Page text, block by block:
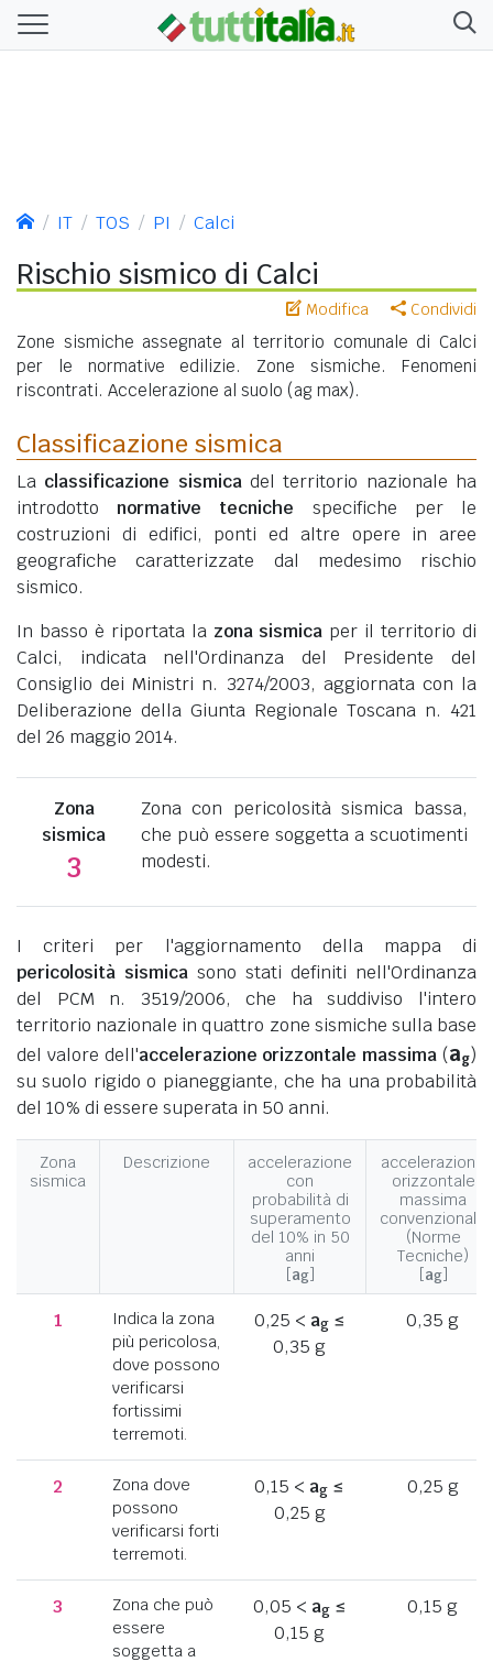
IT TOS PI Calci
Rischio sismico di Calci
Modifica Condividi
Zone sismiche assegnate al territorio comunale di Calci
per le normative edilizie. Zone sismiche. Fenomeni
riscontrati. Accelerazione al suolo (ag max).
Classificazione sismica
La classificazione sismicadel territorio nazionale ha
introdotto normative tecniche specifiche per le
costruzioni di edifici, ponti ed altre opere in aree
geografiche caratterizzate dal medesimo rischio
sismico.
In basso è riportata la zona sismica per il territorio di
Calci, indicata nell'Ordinanza del Presidente del
Consiglio dei Ministri n. 3274/2003, aggiornata con la
Deliberazione della Giunta Regionale Toscana n. 421
del 26 maggio 2014.
Zona
sismica
3
Zona con pericolosità sismica bassa,
che può essere soggetta a scuotimenti
modesti.
I criteri per l'aggiornamento della mappa di
pericolosità sismica sono stati definiti nell'Ordinanza
del PCM n. 3519/2006, che ha suddiviso l'intero
territorio nazionale in quattro zone sismiche sulla base
del valore dell'accelerazione orizzontale massima (ag)
su suolo rigido o pianeggiante, che ha una probabilità
del 10% di essere superata in 50 anni.
Zona
sismica
Descrizione
accelerazione
con
probabilità di
superamento
del 10% in 50
anni
[ag]
accelerazione
orizzontale
massima
convenzionale
(Norme
Tecniche)
[ag]
1
Indica la zona
più pericolosa,
dove possono
verificarsi
fortissimi
terremoti.
0,25 < ag≤
0,35 g
0,35 g
2
Zona dove
possono
verificarsi forti
terremoti.
0,15 < ag ≤
0,25 g
0,25 g
3
Zona che può
essere
soggetta a
0,05 < ag≤
0,15 g
0,15 g